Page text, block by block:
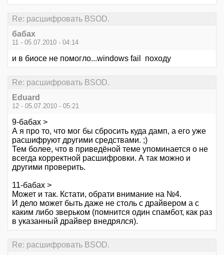
Re: расшифровать BSOD.
бабах
11 - 05.07.2010 - 04:14
и в биосе не помогло...windows fail походу
Re: расшифровать BSOD.
Eduard
12 - 05.07.2010 - 05:21
9-бабах >
А я про то, что мог бы сбросить куда дамп, а его уже
расшифруют другими средствами. ;)
Тем более, что в приведёной теме упоминается о не
всегда корректной расшифровки. А так можно и
другими проверить.
11-бабах >
Может и так. Кстати, обрати внимание на №4.
И дело может быть даже не столь с драйвером а с
каким либо зверьком (помнится один спамбот, как раз
в указанный драйвер внедрялся).
Re: расшифровать BSOD.